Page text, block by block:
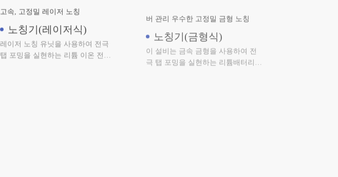
노칭기(레이저식)
탭 포밍을 실현하는 리튬 이온 전극
생산 설비(레이저식)로 용융 비드가
작고 열관리가 우수합니다.
이 설비는 금속 금형을 사용하여 전
극 탭 포밍을 실현하는 리튬배터리
이물에 대해 제어 및 관리가 가능합
니다.